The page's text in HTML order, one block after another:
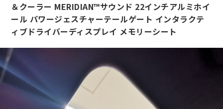
＆クーラー MERIDIAN™サウンド 22インチアルミホイ
ール パワージェスチャーテールゲート インタラクテ
ィブドライバーディスプレイ メモリーシート